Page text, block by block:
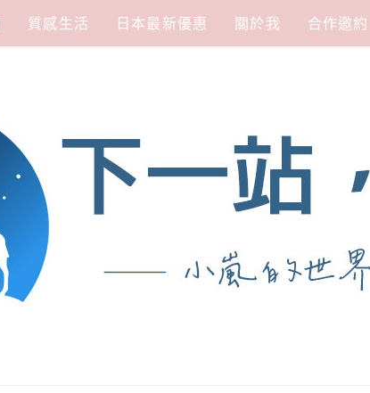
質感生活 日本最新優惠 關於我 合作邀約